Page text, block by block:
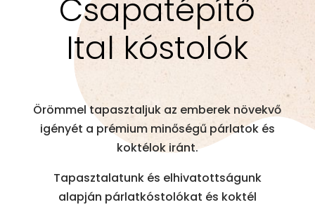
Csapatépítő
Ital kóstolók
Örömmel tapasztaljuk az emberek növekvő
igényét a prémium minőségű párlatok és
koktélok iránt.
Tapasztalatunk és elhivatottságunk
alapján párlatkóstolókat és koktél